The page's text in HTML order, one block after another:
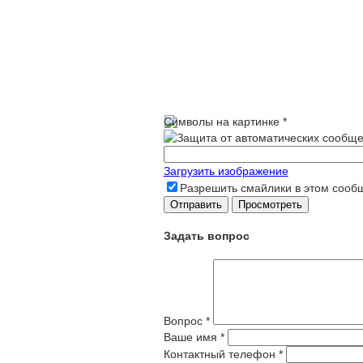
Символы на картинке*
Загрузить изображение
Разрешить смайлики в этом
Задать вопрос
Вопрос *
Ваше имя *
Контактный телефон *